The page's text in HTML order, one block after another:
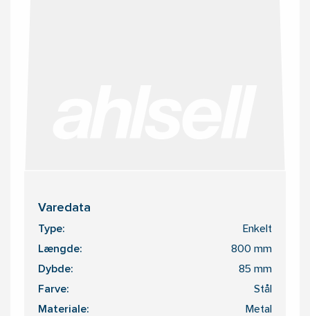
Varedata
Type: Enkelt
Længde: 800 mm
Dybde: 85 mm
Farve: Stål
Materiale: Metal